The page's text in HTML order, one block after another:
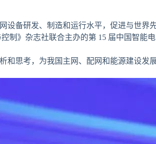
备研发、制造和运行水平，促进与世界
》杂志社联合主办的第 15 届中国智能
思考，为我国主网、配网和能源建设发展